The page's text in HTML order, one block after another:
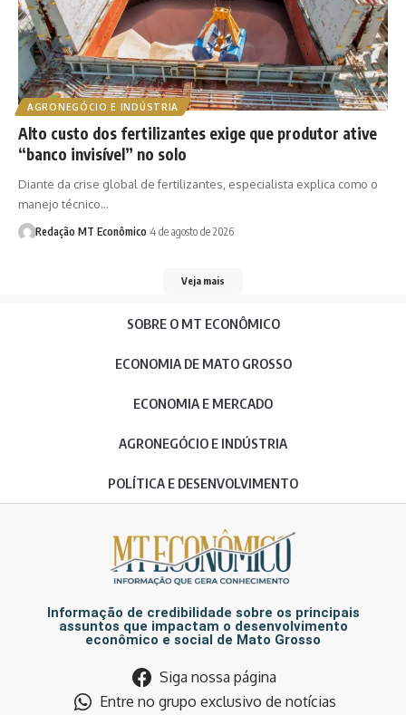
AGRONEGÓCIO E INDÚSTRIA
Alto custo dos fertilizantes exige que produtor ative
“banco invisível” no solo
Diante da crise global de fertilizantes, especialista explica como o
manejo técnico…
Redação MT Econômico 4 de agosto de 2026
Veja mais
SOBRE O MT ECONÔMICO
ECONOMIA DE MATO GROSSO
ECONOMIA E MERCADO
AGRONEGÓCIO E INDÚSTRIA
POLÍTICA E DESENVOLVIMENTO
Informação de credibilidade sobre os principais
assuntos que impactam o desenvolvimento
econômico e social de Mato Grosso
Siga nossa página
Entre no grupo exclusivo de notícias